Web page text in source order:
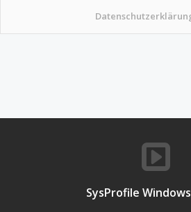
SysProfile